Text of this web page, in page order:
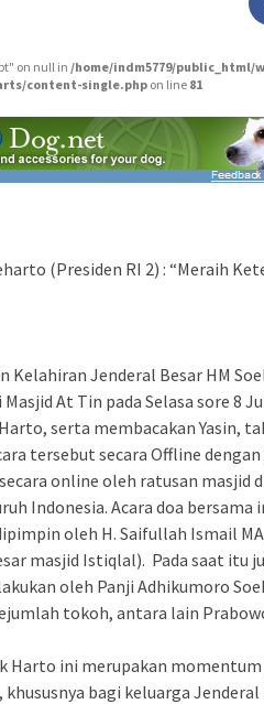
on null in /home/indm5779/public_html/
content-single.php on line 81
(Presiden RI 2) : “Meraih
Kelahiran Jenderal Besar HM
At Tin pada Selasa sore 8
serta membacakan Yasin,
tersebut secara Offline
online oleh ratusan masjid
Indonesia. Acara doa bersama
oleh H. Saifullah Ismail
masjid Istiqlal). Pada saat itu
oleh Panji Adhikumoro
tokoh, antara lain
Harto ini merupakan
bagi keluarga